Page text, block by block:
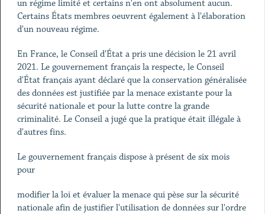
un régime limité et certains n'en ont absolument aucun.
Certains États membres oeuvrent également à l'élaboration
d'un nouveau régime.
En France, le Conseil d'État a pris une décision le 21 avril
2021. Le gouvernement français la respecte, le Conseil
d'État français ayant déclaré que la conservation généralisée
des données est justifiée par la menace existante pour la
sécurité nationale et pour la lutte contre la grande
criminalité. Le Conseil a jugé que la pratique était illégale à
d'autres fins.
Le gouvernement français dispose à présent de six mois
pour
modifier la loi et évaluer la menace qui pèse sur la sécurité
nationale afin de justifier l'utilisation de données sur l'ordre